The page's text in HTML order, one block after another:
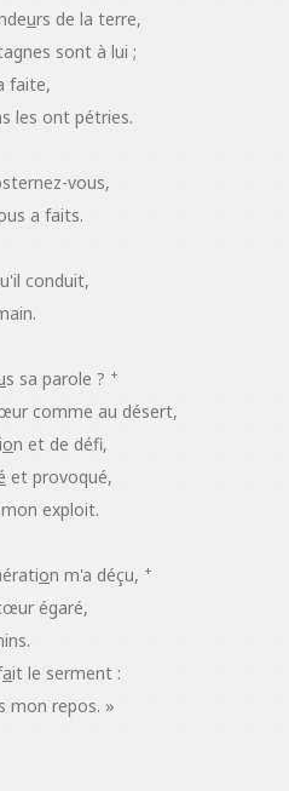
urs de la terre,
sont à lui ;
faite,
les ont pétries.
vous,
a faits.
conduit,
s sa parole ? +
comme au désert,
on et de défi,
et provoqué,
mon exploit.
on m'a déçu, +
égaré,
ait le serment :
mon repos. »